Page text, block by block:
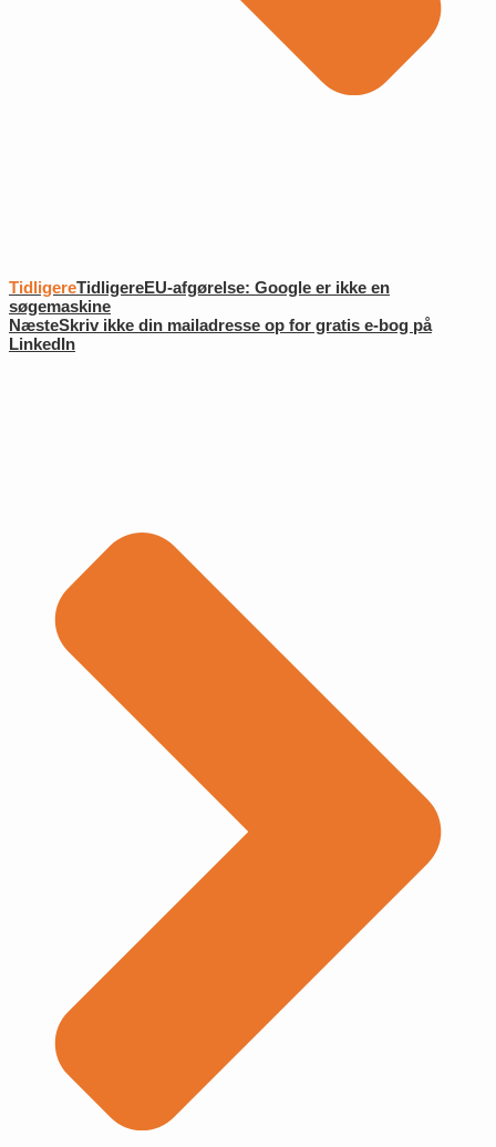
TidligereTidligereEU-afgørelse: Google er ikke en
søgemaskine
NæsteSkriv ikke din mailadresse op for gratis e-bog på
LinkedIn